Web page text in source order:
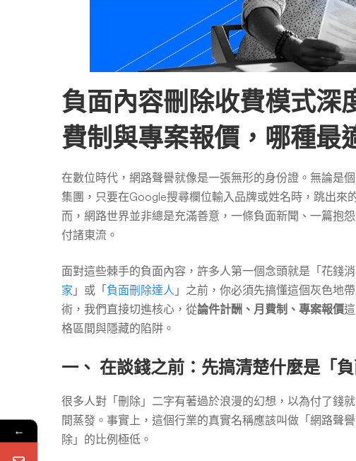
計
酬、
月
費
制
與
專
案
負面內容刪除收費模式深
費制與專案報價，哪種最
在數位時代，網路聲譽就像是一張無形的身份證。無論是
集團，只要在Google搜尋欄位輸入品牌或姓名時，跳出來
而，網路世界並非總是充滿善意，一條負面新聞、一篇抱
付諸東流。
面對這些棘手的負面內容，許多人第一個念頭就是「花錢
家 」或「 負面刪除達人 」之前，你必須先搞懂這個灰色地
術，我們直接切進核心，從論件計酬、月費制、專案報價
格區間與隱藏的陷阱。
一、 在談錢之前：先搞清楚什麼是「
很多人對「刪除」二字有著過於浪漫的幻想，以為付了錢
間蒸發。事實上，這個行業的真實名稱應該叫做「網路聲
除」的比例極低。
←